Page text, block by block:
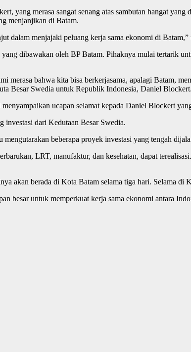
yang merasa sangat senang atas sambutan hangat
menjanjikan di Batam.
dalam menjajaki peluang kerja sama ekonomi di
dibawakan oleh BP Batam. Pihaknya mulai tertarik
merasa bahwa kita bisa berkerjasama, apalagi Batam,
Besar Swedia untuk Republik Indonesia, Daniel Blockert.
ucapan selamat kepada Daniel Blockert
investasi dari Kedutaan Besar Swedia.
beberapa proyek investasi yang tengah
LRT, manufaktur, dan kesehatan, dapat
akan berada di Kota Batam selama tiga hari. Selama di
besar untuk memperkuat kerja sama ekonomi antara